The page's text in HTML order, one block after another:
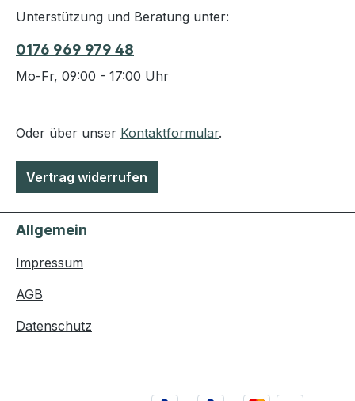
Unterstützung und Beratung unter:
0176 969 979 48
Mo-Fr, 09:00 - 17:00 Uhr
Oder über unser Kontaktformular.
Vertrag widerrufen
Allgemein
Impressum
AGB
Datenschutz